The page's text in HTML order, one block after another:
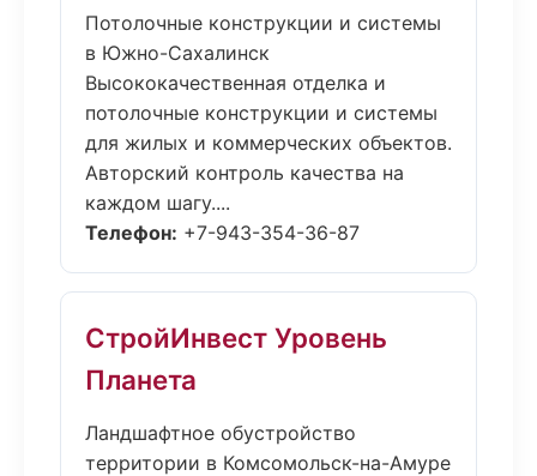
Потолочные конструкции и системы
в Южно-Сахалинск
Высококачественная отделка и
потолочные конструкции и системы
для жилых и коммерческих объектов.
Авторский контроль качества на
каждом шагу....
Телефон: +7-943-354-36-87
СтройИнвест Уровень
Планета
Ландшафтное обустройство
территории в Комсомольск-на-Амуре